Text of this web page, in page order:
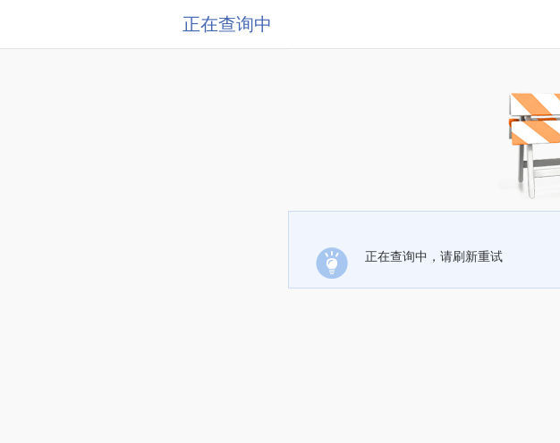
正在查询中
正在查询中，请刷新重试